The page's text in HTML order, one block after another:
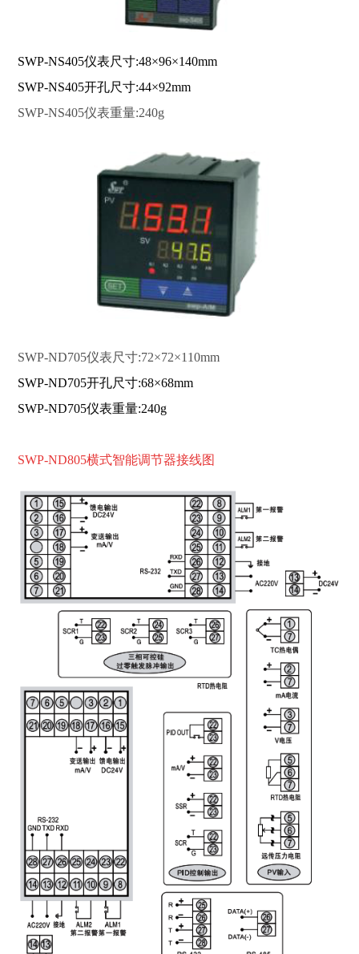
SWP-NS405仪表尺寸:48×96×140mm
SWP-NS405开孔尺寸:44×92mm
SWP-NS405仪表重量:240g
SWP-ND705仪表尺寸:72×72×110mm
SWP-ND705开孔尺寸:68×68mm
SWP-ND705仪表重量:240g
SWP-ND805横式智能调节器接线图